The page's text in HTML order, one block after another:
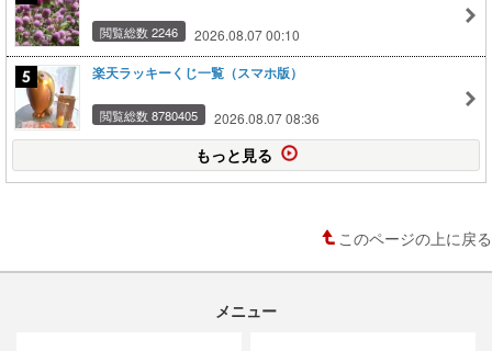
閲覧総数 2246 2026.08.07 00:10
楽天ラッキーくじ一覧（スマホ版）
閲覧総数 8780405 2026.08.07 08:36
もっと見る
このページの上に戻る
メニュー